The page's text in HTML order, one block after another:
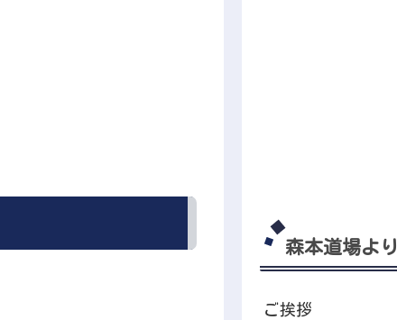
森本道場より
ご挨拶